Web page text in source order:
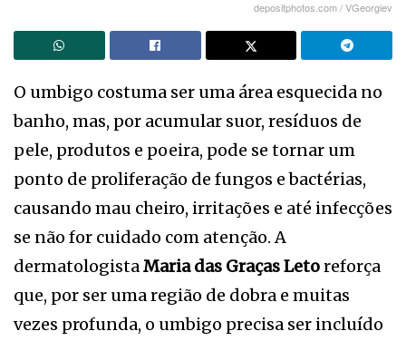
depositphotos.com / VGeorgiev
O umbigo costuma ser uma área esquecida no
banho, mas, por acumular suor, resíduos de
pele, produtos e poeira, pode se tornar um
ponto de proliferação de fungos e bactérias,
causando mau cheiro, irritações e até infecções
se não for cuidado com atenção. A
dermatologistaMaria das Graças Letoreforça
que, por ser uma região de dobra e muitas
vezes profunda, o umbigo precisa ser incluído